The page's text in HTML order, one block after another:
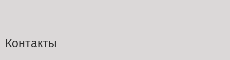
Контакты